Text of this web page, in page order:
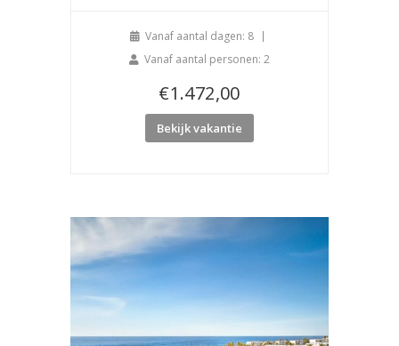
Vanaf aantal dagen: 8
Vanaf aantal personen: 2
€1.472,00
Bekijk vakantie